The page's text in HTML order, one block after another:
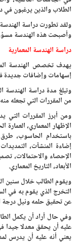
الطلاب والذين يرغبون
ولقد تطورت دراسة
وأصبحت هذه الهندسة
دراسة الهندسة المعمارية
يهدف تخصص الهندسة
إسهامات وإضافات جديدة
وتبلغ مدة دراسة الهندسة
من المقررات التي تجعله
ومن أبرز المقررات التي
الإظهار المعماري،
باستخدام الحاسوب، طرق
إضاءة المنشآت،
الإحصاء والاحتمالات،
الأبعاد، التاريخ المعماري.
ويقوم الطالب خلال سنين
التخرج الذي يقوم به في
عن تحقيق حلمه ونيل درجة
وفي حال أراد أن يكمل
عليه أن يحقق معدلا جيدا
يعني أنه عليه أن يدرس